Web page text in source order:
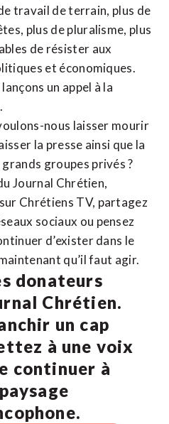
travail de terrain, plus de
plus de pluralisme, plus
de résister aux
et économiques.
un appel à la
nous laisser mourir
la presse ainsi que la
groupes privés ?
Journal Chrétien,
Chrétiens TV, partagez
sociaux ou pensez
d’exister dans le
qu’il faut agir.
donateurs
Chrétien.
un cap
à une voix
continuer à